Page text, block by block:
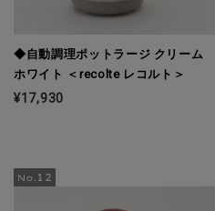
◆自動調理ポットラージ クリーム
ホワイト ＜recolte レコルト＞
¥17,930